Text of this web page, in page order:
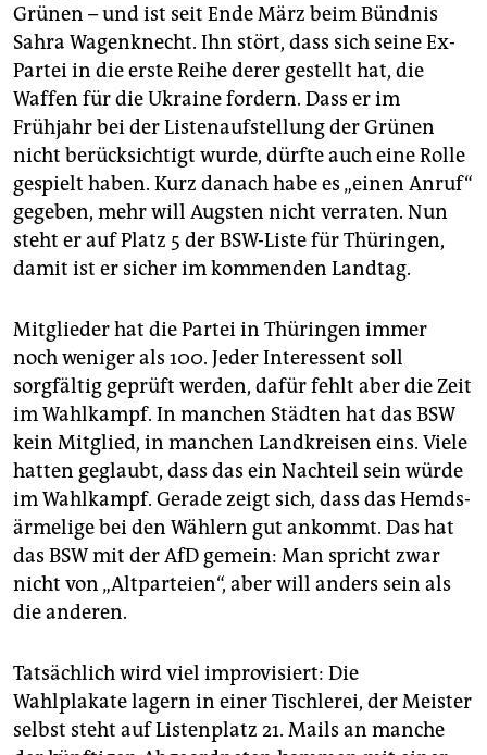
Grünen – und ist seit Ende März beim Bündnis
Sahra Wagenknecht. Ihn stört, dass sich seine Ex-
Partei in die erste Reihe derer gestellt hat, die
Waffen für die Ukraine fordern. Dass er im
Frühjahr bei der Listenaufstellung der Grünen
nicht berücksichtigt wurde, dürfte auch eine Rolle
gespielt haben. Kurz danach habe es „einen Anruf“
gegeben, mehr will Augsten nicht verraten. Nun
steht er auf Platz 5 der BSW-Liste für Thüringen,
damit ist er sicher im kommenden Landtag.
Mitglieder hat die Partei in Thüringen immer
noch weniger als 100. Jeder Interessent soll
sorgfältig geprüft werden, dafür fehlt aber die Zeit
im Wahlkampf. In manchen Städten hat das BSW
kein Mitglied, in manchen Landkreisen eins. Viele
hatten geglaubt, dass das ein Nachteil sein würde
im Wahlkampf. Gerade zeigt sich, dass das Hemds­
är­me­lige bei den Wählern gut ankommt. Das hat
das BSW mit der AfD gemein: Man spricht zwar
nicht von „Altparteien“, aber will anders sein als
die anderen.
Tatsächlich wird viel improvisiert: Die
Wahlplakate lagern in einer Tischlerei, der Meister
selbst steht auf Listenplatz 21. Mails an manche